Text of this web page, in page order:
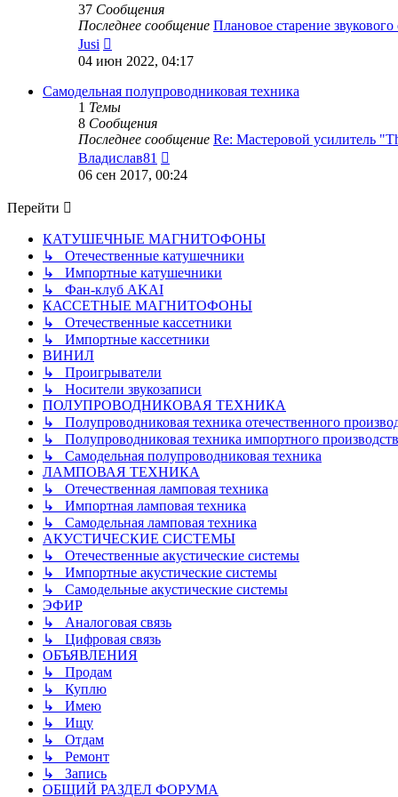
37 Сообщения
Последнее сообщение Плановое старение
Jusi
к
последнему
сообщению
04 июн 2022, 04:17
Самодельная полупроводниковая техника
1 Темы
8 Сообщения
Последнее сообщение Re: Мастеровой усилитель
Владислав81
к
06 сен 2017, 00:24
Перейти
КАТУШЕЧНЫЕ МАГНИТОФОНЫ
↳ Отечественные катушечники
↳ Импортные катушечники
↳ Фан-клуб AKAI
КАССЕТНЫЕ МАГНИТОФОНЫ
↳ Отечественные кассетники
↳ Импортные кассетники
ВИНИЛ
↳ Проигрыватели
↳ Носители звукозаписи
ПОЛУПРОВОДНИКОВАЯ ТЕХНИКА
↳ Полупроводниковая техника отечественного
↳ Полупроводниковая техника импортного
↳ Самодельная полупроводниковая техника
ЛАМПОВАЯ ТЕХНИКА
↳ Отечественная ламповая техника
↳ Импортная ламповая техника
↳ Самодельная ламповая техника
АКУСТИЧЕСКИЕ СИСТЕМЫ
↳ Отечественные акустические системы
↳ Импортные акустические системы
↳ Самодельные акустические системы
ЭФИР
↳ Аналоговая связь
↳ Цифровая связь
ОБЪЯВЛЕНИЯ
↳ Продам
↳ Куплю
↳ Имею
↳ Ищу
↳ Отдам
↳ Ремонт
↳ Запись
ОБЩИЙ РАЗДЕЛ ФОРУМА